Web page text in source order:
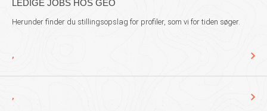
LEDIGE JOBS HOS GEO
Herunder finder du stillingsopslag for profiler, som vi for tiden søger.
,
,